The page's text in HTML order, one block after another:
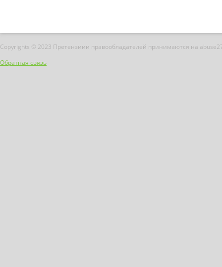
Copyrights © 2023 Претензиии правообладателей принимаются на
Обратная связь